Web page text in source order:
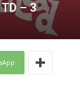
TD – 3